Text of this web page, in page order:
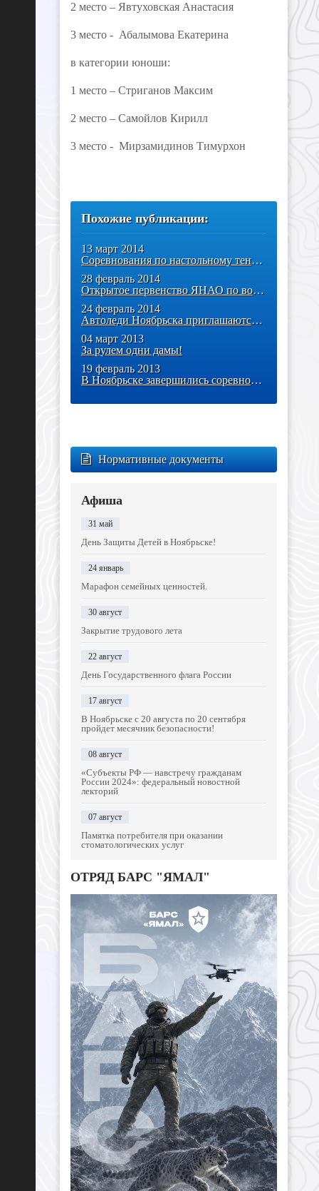
2 место – Явтуховская Анастасия
3 место - Абалымова Екатерина
в категории юноши:
1 место – Стриганов Максим
2 место – Самойлов Кирилл
3 место - Мирзамидинов Тимурхон
Похожие публикации:
13 март 2014
Соревнования по настольному теннису
28 февраль 2014
Открытое первенство ЯНАО по военно-прикладным видам спорта «Росич»
24 февраль 2014
Автоледи Ноябрьска приглашаются на соревнования
04 март 2013
За рулем одни дамы!
19 февраль 2013
В Ноябрьске завершились соревнования по автослалому и мотослалому!
Нормативные документы
Афиша
31 май
День Защиты Детей в Ноябрьске!
24 январь
Марафон семейных ценностей.
30 август
Закрытие трудового лета
22 август
День Государственного флага России
17 август
В Ноябрьске с 20 августа по 20 сентября
пройдет месячник безопасности!
08 август
«Субъекты РФ — навстречу гражданам
России 2024»: федеральный новостной
лекторий
07 август
Памятка потребителя при оказании
стоматологических услуг
ОТРЯД БАРС "ЯМАЛ"